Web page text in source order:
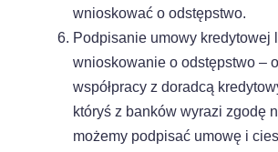
wnioskować o odstępstwo.
Podpisanie umowy kredytowej
wnioskowanie o odstępstwo –
współpracy z doradcą
któryś z banków wyrazi zgodę
możemy podpisać umowę i